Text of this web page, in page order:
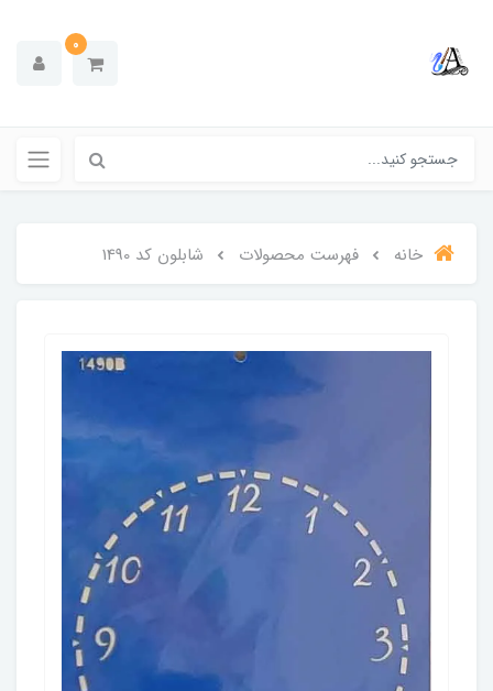
0
خانه فهرست محصولات شابلون کد 1490